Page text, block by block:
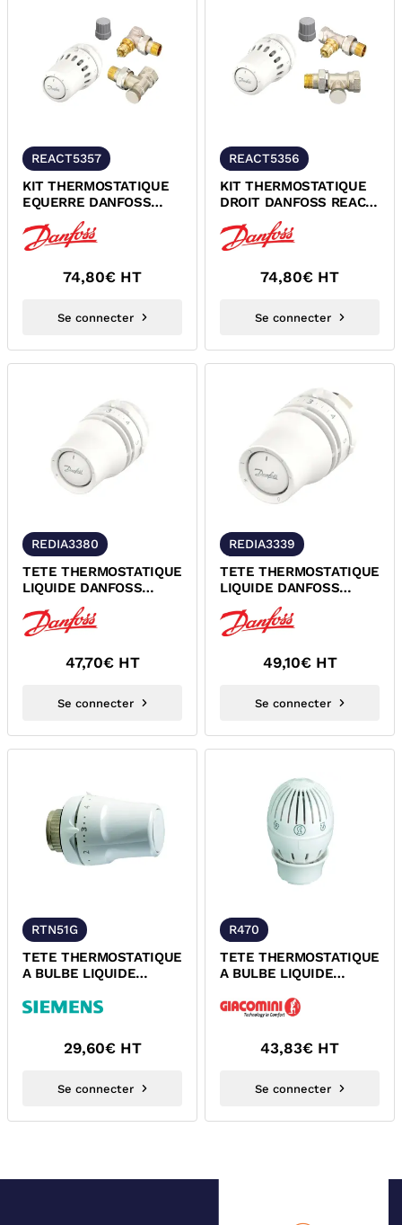
REACT5357
KIT THERMOSTATIQUE
EQUERRE DANFOSS
REACT 015G5357
74,80€ HT
Se connecter
REACT5356
KIT THERMOSTATIQUE
DROIT DANFOSS REACT
015G5356
74,80€ HT
Se connecter
REDIA3380
TETE THERMOSTATIQUE
LIQUIDE DANFOSS
REDIA 015G3380
47,70€ HT
Se connecter
REDIA3339
TETE THERMOSTATIQUE
LIQUIDE DANFOSS
REDIA M30 015G3339
49,10€ HT
Se connecter
RTN51G
TETE THERMOSTATIQUE
A BULBE LIQUIDE
29,60€ HT
Se connecter
R470
TETE THERMOSTATIQUE
A BULBE LIQUIDE
43,83€ HT
Se connecter